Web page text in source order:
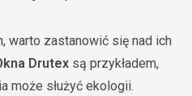
warto zastanowić się nad ich
Drutex są przykładem,
może służyć ekologii.